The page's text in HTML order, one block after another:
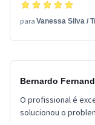
para Vanessa Silva /
Bernardo
O profissional é
solucionou o